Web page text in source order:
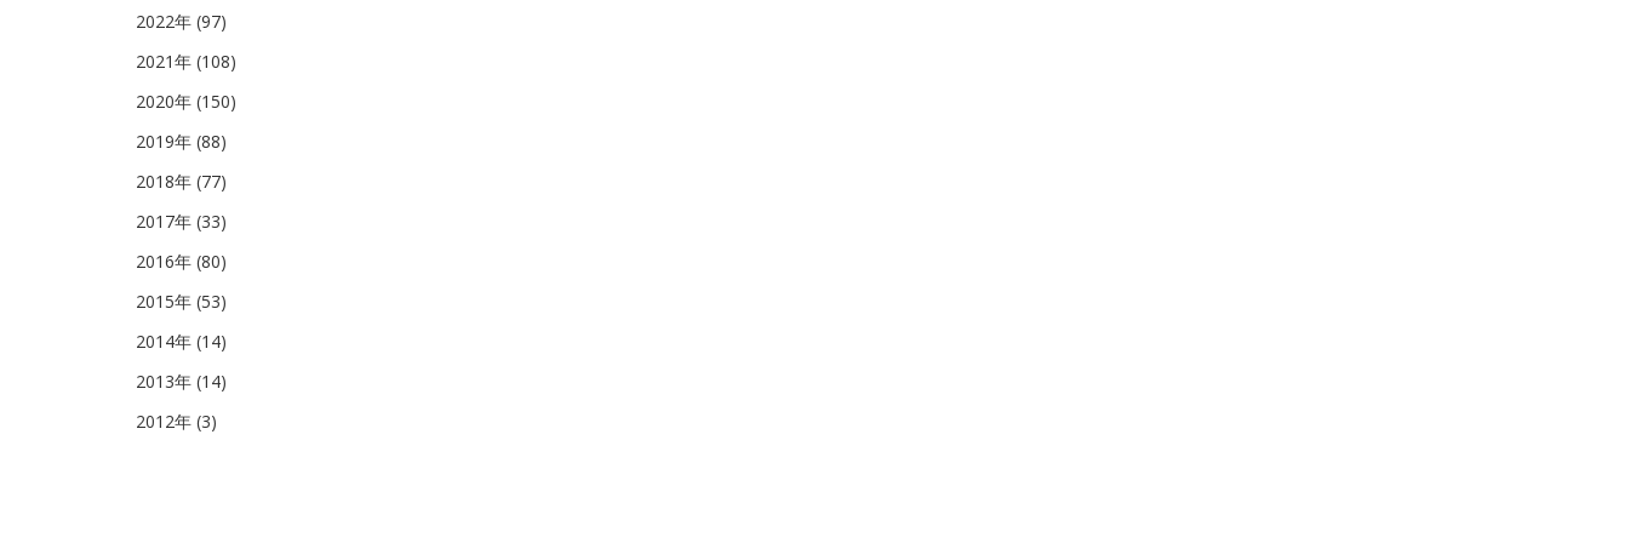
2022年 (97)
2021年 (108)
2020年 (150)
2019年 (88)
2018年 (77)
2017年 (33)
2016年 (80)
2015年 (53)
2014年 (14)
2013年 (14)
2012年 (3)